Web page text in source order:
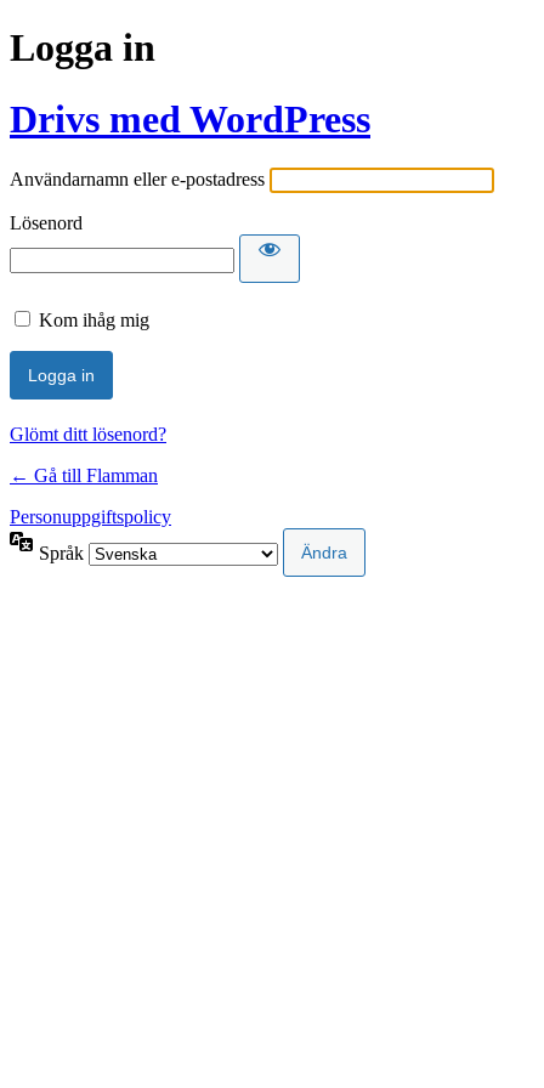
Logga in
Drivs med WordPress
Användarnamn eller e-postadress
Lösenord
Kom ihåg mig
Glömt ditt lösenord?
← Gå till Flamman
Personuppgiftspolicy
Språk